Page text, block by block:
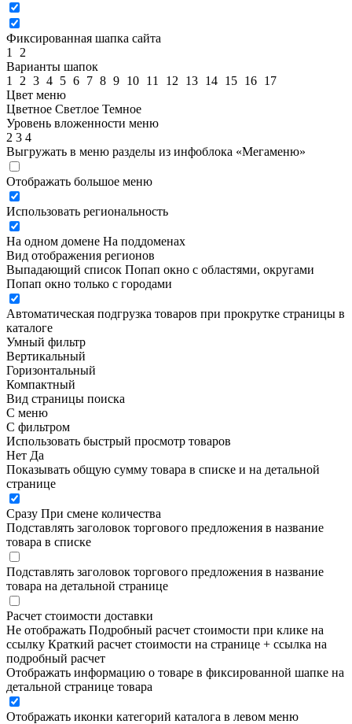
Фиксированная шапка сайта
1
2
Варианты шапок
1
2 3 4 5 6 7 8 9 10 11 12 13 14 15 16 17
Цвет меню
Цветное Светлое Темное
Уровень вложенности меню
2 3 4
Выгружать в меню разделы из инфоблока «Мегаменю»
Отображать большое меню
Использовать региональность
На одном домене На поддоменах
Вид отображения регионов
Выпадающий список Попап окно c областями, округами
Попап окно только с городами
Автоматическая подгрузка товаров при прокрутке страницы в
каталоге
Умный фильтр
Вертикальный
Горизонтальный
Компактный
Вид страницы поиска
С меню
С фильтром
Использовать быстрый просмотр товаров
Нет Да
Показывать общую сумму товара в списке и на детальной
странице
Сразу При смене количества
Подставлять заголовок торгового предложения в название
товара в списке
Подставлять заголовок торгового предложения в название
товара на детальной странице
Расчет стоимости доставки
Не отображать Подробный расчет стоимости при клике на
ссылку Краткий расчет стоимости на странице + ссылка на
подробный расчет
Отображать информацию о товаре в фиксированной шапке на
детальной странице товара
Отображать иконки категорий каталога в левом меню